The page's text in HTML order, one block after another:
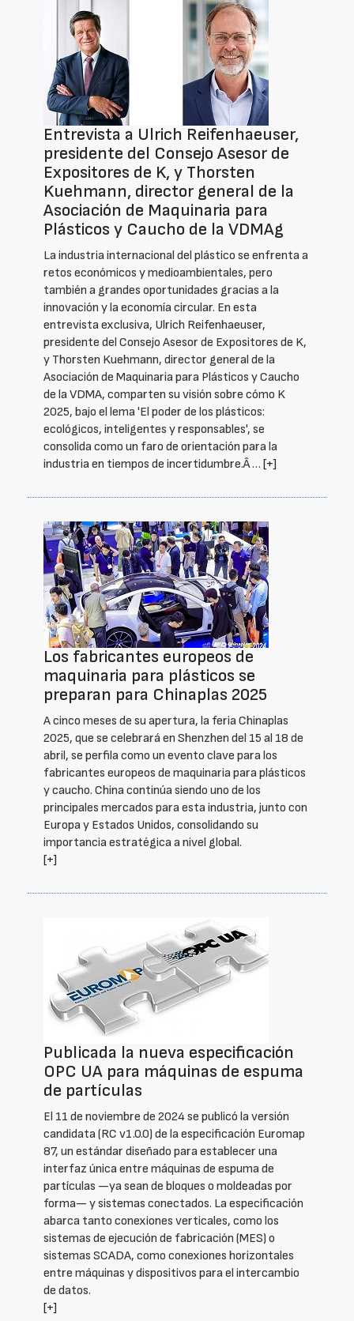
Entrevista a Ulrich Reifenhaeuser,
presidente del Consejo Asesor de
Expositores de K, y Thorsten
Kuehmann, director general de la
Asociación de Maquinaria para
Plásticos y Caucho de la VDMAg
La industria internacional del plástico se enfrenta a
retos económicos y medioambientales, pero
también a grandes oportunidades gracias a la
innovación y la economía circular. En esta
entrevista exclusiva, Ulrich Reifenhaeuser,
presidente del Consejo Asesor de Expositores de K,
y Thorsten Kuehmann, director general de la
Asociación de Maquinaria para Plásticos y Caucho
de la VDMA, comparten su visión sobre cómo K
2025, bajo el lema 'El poder de los plásticos:
ecológicos, inteligentes y responsables', se
consolida como un faro de orientación para la
industria en tiempos de incertidumbre.Â … [+]
Los fabricantes europeos de
maquinaria para plásticos se
preparan para Chinaplas 2025
A cinco meses de su apertura, la feria Chinaplas
2025, que se celebrará en Shenzhen del 15 al 18 de
abril, se perfila como un evento clave para los
fabricantes europeos de maquinaria para plásticos
y caucho. China continúa siendo uno de los
principales mercados para esta industria, junto con
Europa y Estados Unidos, consolidando su
importancia estratégica a nivel global.
[+]
Publicada la nueva especificación
OPC UA para máquinas de espuma
de partículas
El 11 de noviembre de 2024 se publicó la versión
candidata (RC v1.0.0) de la especificación Euromap
87, un estándar diseñado para establecer una
interfaz única entre máquinas de espuma de
partículas —ya sean de bloques o moldeadas por
forma— y sistemas conectados. La especificación
abarca tanto conexiones verticales, como los
sistemas de ejecución de fabricación (MES) o
sistemas SCADA, como conexiones horizontales
entre máquinas y dispositivos para el intercambio
de datos.
[+]